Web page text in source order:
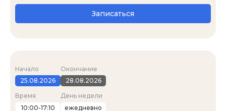
Записаться
Начало
25.08.2026
Окончание
28.08.2026
Время
10:00-17:10
День недели
ежедневно